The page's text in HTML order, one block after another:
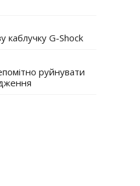
каблучку G-Shock
руйнувати